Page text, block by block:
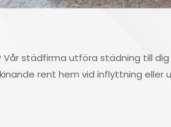
städfirma utföra städning till
rent hem vid inflyttning eller